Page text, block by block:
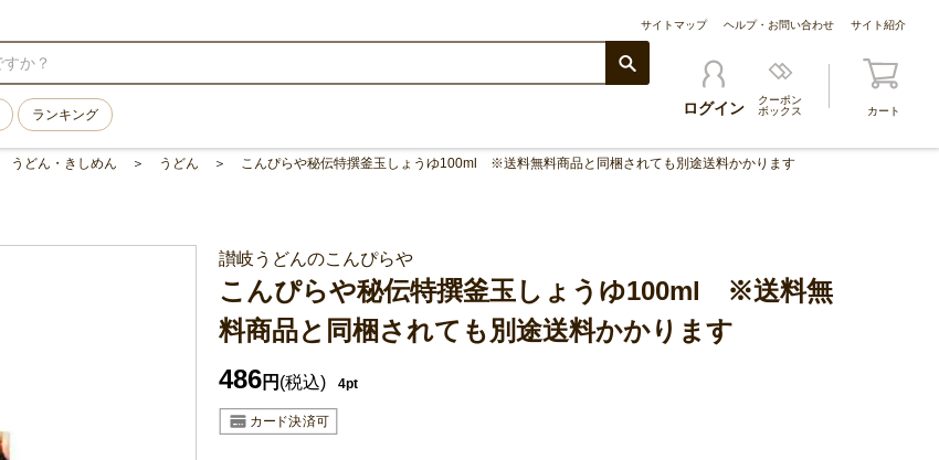
サイトマップ ヘルプ・お問い合わせ サイト紹介
ランキング ログイン
クーポン
ボックス
カート
うどん・きしめん うどん こんぴらや秘伝特撰釜玉しょうゆ100ml ※送料無料商品と同梱されても別途送料かかります
讃岐うどんのこんぴらや
こんぴらや秘伝特撰釜玉しょうゆ100ml ※送料無
料商品と同梱されても別途送料かかります
486円 (税込) 4pt